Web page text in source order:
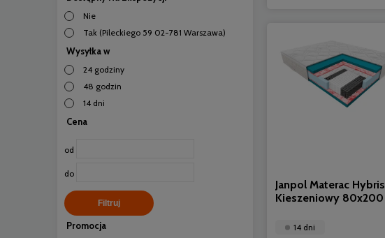
Nie
Tak (Pileckiego 59 02-781 Warszawa)
Wysyłka w
24 godziny
48 godzin
14 dni
Cena
od
do
Filtruj
Promocja
Janpol Materac Hybris
Kieszeniowy 80x200
14 dni